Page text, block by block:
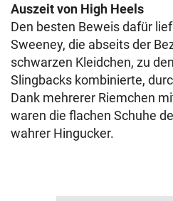
Auszeit von High Heels
Den besten Beweis dafür
Sweeney, die abseits der
schwarzen Kleidchen, zu
Slingbacks kombinierte,
Dank mehrerer Riemchen
waren die flachen Schuhe
wahrer Hingucker.